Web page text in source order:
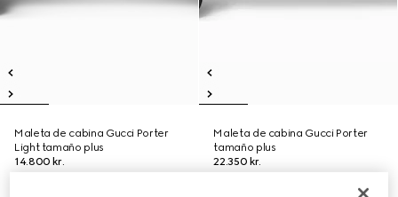
Maleta de cabina Gucci Porter
Light tamaño plus
14.800 kr.
Maleta de cabina Gucci Porter
tamaño plus
22.350 kr.